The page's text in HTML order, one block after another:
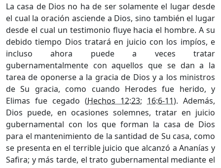
La casa de Dios no ha de ser solamente el lugar desde
el cual la oración asciende a Dios, sino también el lugar
desde el cual un testimonio fluye hacia el hombre. A su
debido tiempo Dios tratará en juicio con los impíos, e
incluso ahora puede a veces tratar
gubernamentalmente con aquellos que se dan a la
tarea de oponerse a la gracia de Dios y a los ministros
de Su gracia, como cuando Herodes fue herido, y
Elimas fue cegado (Hechos 12:23; 16:6-11). Además,
Dios puede, en ocasiones solemnes, tratar en juicio
gubernamental con los que forman la casa de Dios
para el mantenimiento de la santidad de Su casa, como
se presenta en el terrible juicio que alcanzó a Ananías y
Safira; y más tarde, el trato gubernamental mediante el